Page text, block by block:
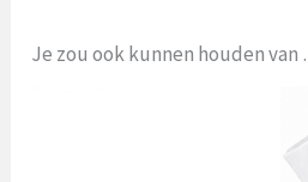
Je zou ook kunnen houden